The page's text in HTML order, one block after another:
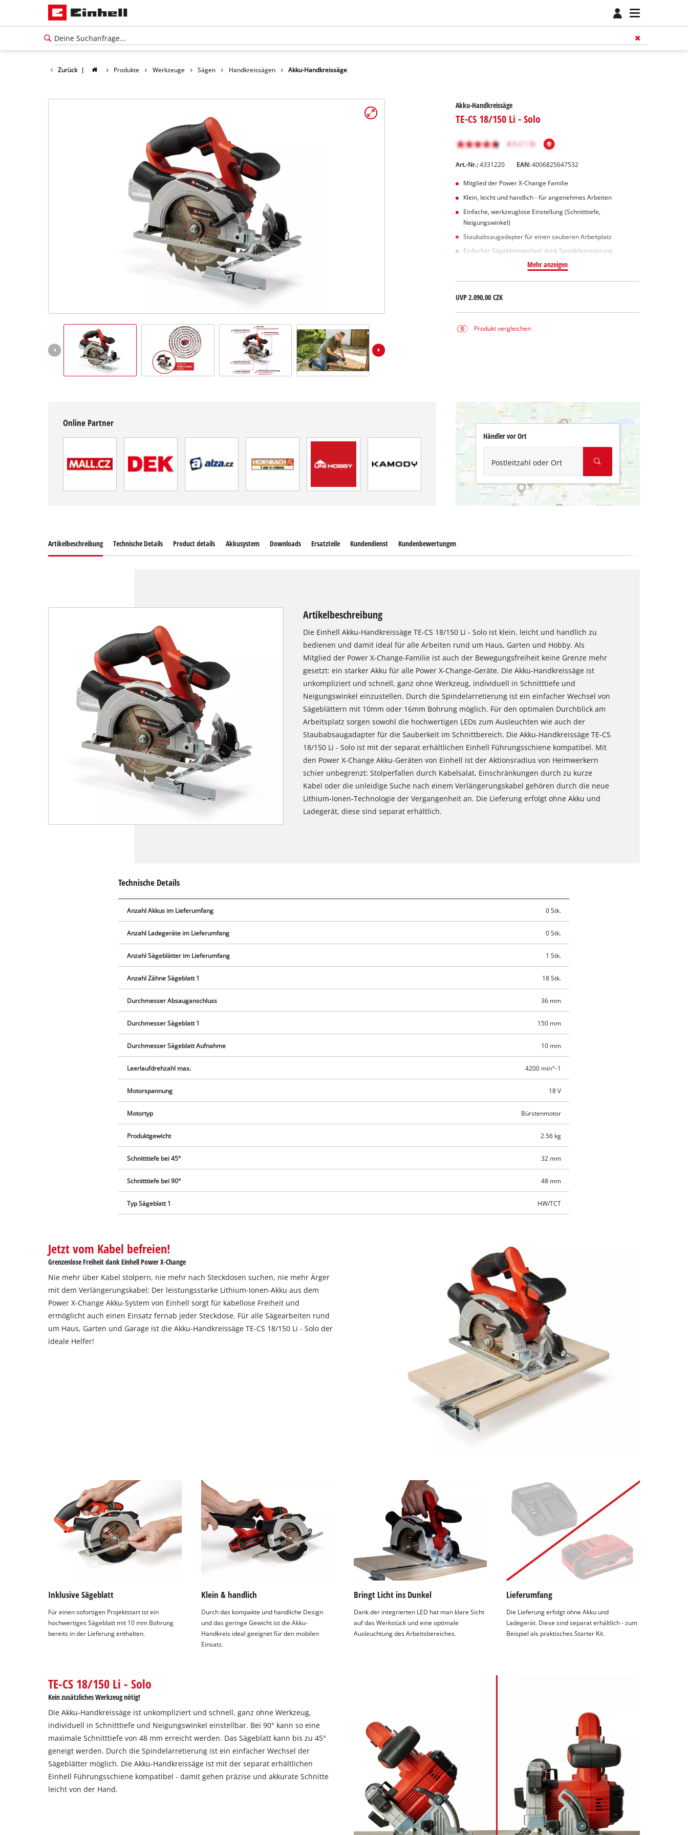
Zurück | Produkte Werkzeuge Sägen Handkreissägen Akku-Handkreissäge
Akku-Handkreissäge
TE-CS 18/150 Li - Solo
Art.-Nr.: 4331220 EAN:4006825647532
Mitglied der Power X-Change Familie
Klein, leicht und handlich - für angenehmes Arbeiten
Einfache, werkzeuglose Einstellung (Schnitttiefe,
Neigungswinkel)
Staubabsaugadapter für einen sauberen Arbeitplatz
Einfacher Sägeblattwechsel dank Spindelarretierung
Mehr anzeigen
UVP2.090,00 CZK
Produkt vergleichen
Online Partner
Händler vor Ort
Postleitzahl oder Ort
Wir benötigen deine Zustimmung, um
to the list of technologies used.
Powered byUsercentrics Consent
Artikelbeschreibung Technische Details Product details Akkusystem Downloads Ersatzteile Kundendienst Kundenbewertungen
Artikelbeschreibung
Die Einhell Akku-Handkreissäge TE-CS 18/150 Li - Solo ist klein, leicht und handlich zu
bedienen und damit ideal für alle Arbeiten rund um Haus, Garten und Hobby. Als
Mitglied der Power X-Change-Familie ist auch der Bewegungsfreiheit keine Grenze mehr
gesetzt: ein starker Akku für alle Power X-Change-Geräte. Die Akku-Handkreissäge ist
unkompliziert und schnell, ganz ohne Werkzeug, individuell in Schnitttiefe und
Neigungswinkel einzustellen. Durch die Spindelarretierung ist ein einfacher Wechsel von
Sägeblättern mit 10mm oder 16mm Bohrung möglich. Für den optimalen Durchblick am
Arbeitsplatz sorgen sowohl die hochwertigen LEDs zum Ausleuchten wie auch der
Staubabsaugadapter für die Sauberkeit im Schnittbereich. Die Akku-Handkreissäge TE-CS
18/150 Li - Solo ist mit der separat erhältlichen Einhell Führungsschiene kompatibel. Mit
den Power X-Change Akku-Geräten von Einhell ist der Aktionsradius von Heimwerkern
schier unbegrenzt: Stolperfallen durch Kabelsalat, Einschränkungen durch zu kurze
Kabel oder die unleidige Suche nach einem Verlängerungskabel gehören durch die neue
Lithium-Ionen-Technologie der Vergangenheit an. Die Lieferung erfolgt ohne Akku und
Ladegerät, diese sind separat erhältlich.
Technische Details
Anzahl Akkus im Lieferumfang 0 Stk.
Anzahl Ladegeräte im Lieferumfang 0 Stk.
Anzahl Sägeblätter im Lieferumfang 1 Stk.
Anzahl Zähne Sägeblatt 1 18 Stk.
Durchmesser Absauganschluss 36 mm
Durchmesser Sägeblatt 1 150 mm
Durchmesser Sägeblatt Aufnahme 10 mm
Leerlaufdrehzahl max. 4200 min^-1
Motorspannung 18 V
Motortyp Bürstenmotor
Produktgewicht 2.56 kg
Schnitttiefe bei 45° 32 mm
Schnitttiefe bei 90° 48 mm
Typ Sägeblatt 1 HW/TCT
Jetzt vom Kabel befreien!
Grenzenlose Freiheit dank Einhell Power X-Change
Nie mehr über Kabel stolpern, nie mehr nach Steckdosen suchen, nie mehr Ärger
mit dem Verlängerungskabel: Der leistungsstarke Lithium-Ionen-Akku aus dem
Power X-Change Akku-System von Einhell sorgt für kabellose Freiheit und
ermöglicht auch einen Einsatz fernab jeder Steckdose. Für alle Sägearbeiten rund
um Haus, Garten und Garage ist die Akku-Handkreissäge TE-CS 18/150 Li - Solo der
ideale Helfer!
Inklusive Sägeblatt
Für einen sofortigen Projektstart ist ein
hochwertiges Sägeblatt mit 10 mm Bohrung
bereits in der Lieferung enthalten.
Klein & handlich
Durch das kompakte und handliche Design
und das geringe Gewicht ist die Akku-
Handkreis ideal geeignet für den mobilen
Einsatz.
Bringt Licht ins Dunkel
Dank der integrierten LED hat man klare Sicht
auf das Werkstück und eine optimale
Ausleuchtung des Arbeitsbereiches.
Lieferumfang
Die Lieferung erfolgt ohne Akku und
Ladegerät. Diese sind separat erhältlich - zum
Beispiel als praktisches Starter Kit.
TE-CS 18/150 Li - Solo
Kein zusätzliches Werkzeug nötig!
Die Akku-Handkreissäge ist unkompliziert und schnell, ganz ohne Werkzeug,
individuell in Schnitttiefe und Neigungswinkel einstellbar. Bei 90° kann so eine
maximale Schnitttiefe von 48 mm erreicht werden. Das Sägeblatt kann bis zu 45°
geneigt werden. Durch die Spindelarretierung ist ein einfacher Wechsel der
Sägeblätter möglich. Die Akku-Handkreissäge ist mit der separat erhältlichen
Einhell Führungsschiene kompatibel - damit gehen präzise und akkurate Schnitte
leicht von der Hand.